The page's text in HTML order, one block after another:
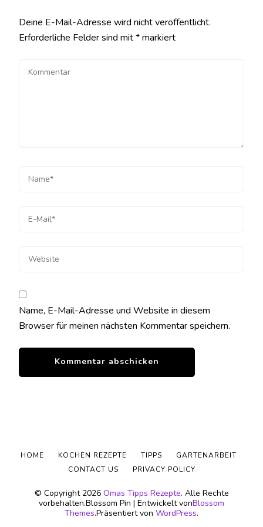
Deine E-Mail-Adresse wird nicht veröffentlicht.
Erforderliche Felder sind mit*markiert
Name, E-Mail-Adresse und Website in diesem
Browser für meinen nächsten Kommentar speichern.
© Copyright 2026 Omas Tipps Rezepte. Alle Rechte
vorbehalten.Blossom Pin | Entwickelt vonBlossom
Themes.Präsentiert von WordPress.
HOME KOCHEN REZEPTE TIPPS
GARTENARBEIT
CONTACT US
PRIVACY POLICY